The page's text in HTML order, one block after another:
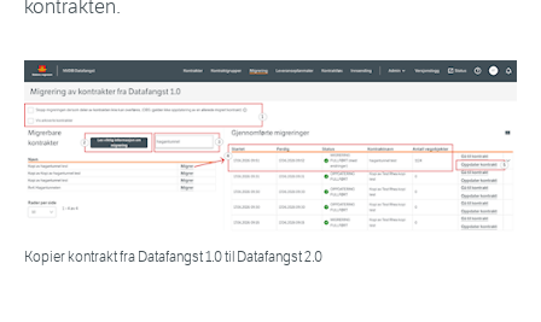
kontrakten.
Kopier kontrakt fra Datafangst 1.0 til Datafangst 2.0